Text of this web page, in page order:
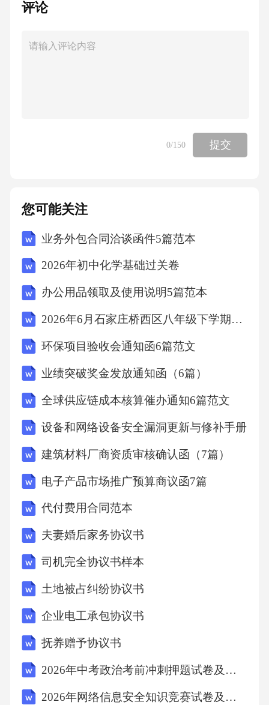
（如律师费、诉讼费等）。六、争议解决1.本协
人民共和国民法典及相关法律法规。2.甲乙双方
款1.本协议自双方签字（或盖章）之日起生效，
一式两份，甲乙双方各执一份，具有同等法律
按照本协议约定处理原债务协议相关事宜，确
保双方的权利义务得到妥善解决。3
评论
0/150 提交
您可能关注
业务外包合同洽谈函件5篇范本
2026年初中化学基础过关卷
办公用品领取及使用说明5篇范本
2026年6月石家庄桥西区八年级下学期期末考试数学试卷
环保项目验收会通知函6篇范文
业绩突破奖金发放通知函（6篇）
全球供应链成本核算催办通知6篇范文
设备和网络设备安全漏洞更新与修补手册
建筑材料厂商资质审核确认函（7篇）
电子产品市场推广预算商议函7篇
代付费用合同范本
夫妻婚后家务协议书
司机完全协议书样本
土地被占纠纷协议书
企业电工承包协议书
抚养赠予协议书
2026年中考政治考前冲刺押题试卷及答案（十五）
2026年网络信息安全知识竞赛试卷及答案（十六）